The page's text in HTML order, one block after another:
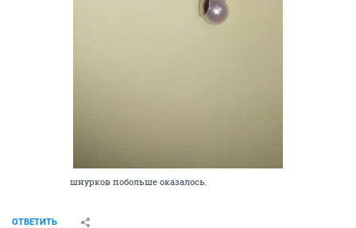
шнурков побольше оказалось.
ОТВЕТИТЬ